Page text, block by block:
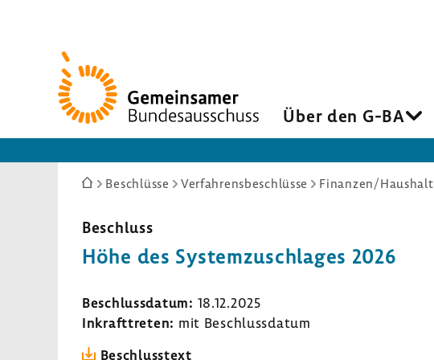
Zur
Startseite
Über den G-BA
Sie
hier:
Beschlüsse Verfahrensbeschlüsse Finanzen/Haushalt
Beschluss
Höhe des System­zu­schlages 2026
Beschluss­datum: 18.12.2025
Inkraft­treten: mit Beschluss­datum
Beschluss­text